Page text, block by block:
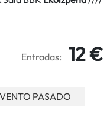
Entradas: 12 €
PASADO